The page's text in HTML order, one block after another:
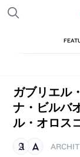
ガブリエル
ナ・ビルバ
ル・オロス